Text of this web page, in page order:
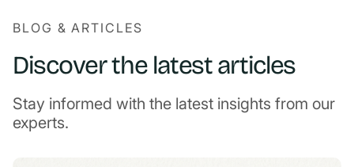
BLOG & ARTICLES
Discover the latest articles
Stay informed with the latest insights from our
experts.